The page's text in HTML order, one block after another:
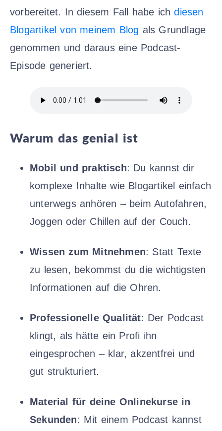
vorbereitet. In diesem Fall habe ichdiesen
Blogartikel von meinem Blog als Grundlage
genommen und daraus eine Podcast-
Episode generiert.
Warum das genial ist
Mobil und praktisch: Du kannst dir
komplexe Inhalte wie Blogartikel einfach
unterwegs anhören – beim Autofahren,
Joggen oder Chillen auf der Couch.
Wissen zum Mitnehmen: Statt Texte
zu lesen, bekommst du die wichtigsten
Informationen auf die Ohren.
Professionelle Qualität: Der Podcast
klingt, als hätte ein Profi ihn
eingesprochen – klar, akzentfrei und
gut strukturiert.
Material für deine Onlinekurse in
Sekunden: Mit einem Podcast kannst